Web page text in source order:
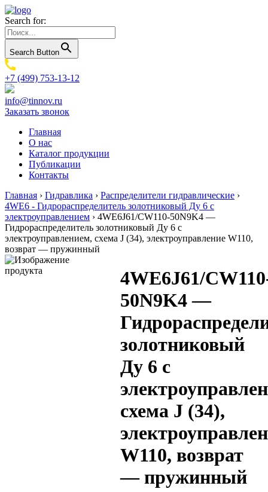
Search for:
Search Button
+7 (499) 753-13-12
info@tinnov.ru
Заказать звонок
Главная
О нас
Каталог продукции
Публикации
Контакты
Главная › Гидравлика › Распределители гидравлические ›
4WE6 - Гидрораспределитель золотниковый Ду 6 с
электроуправлением › 4WE6J61/CW110-50N9K4 —
Гидрораспределитель золотниковый Ду 6 с
электроуправлением, схема J (34), электроуправление W110,
возврат — пружинный
4WE6J61/
50N9K4 —
золотниковый
Ду 6 с
схема J (34),
W110, возврат
— пружинный